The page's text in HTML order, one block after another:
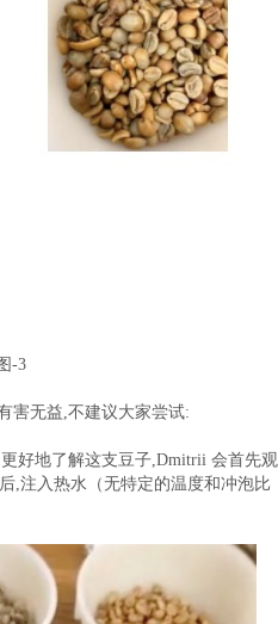
-3
害无益,不建议大家尝试:
好地了解这支豆子,Dmitrii 会首先观
,注入热水（无特定的温度和冲泡比